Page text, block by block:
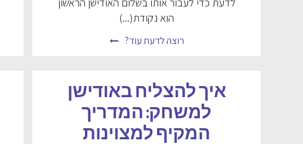
הוא נקודת(...)
רוצה לדעת עוד?
איך להצליח באודישן
למשחק: המדריך
המקיף למצוינות